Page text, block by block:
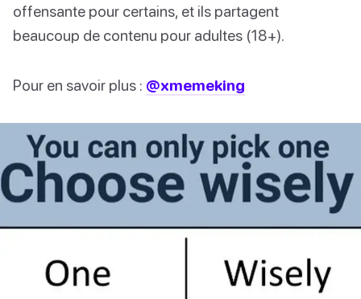
offensante pour certains, et ils partagent
beaucoup de contenu pour adultes (18+).
Pour en savoir plus : @xmemeking